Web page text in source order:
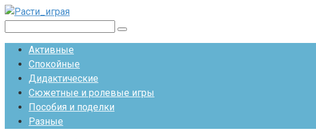
Перейти
Активные
Спокойные
Дидактические
Сюжетные и ролевые игры
Пособия и поделки
Разные